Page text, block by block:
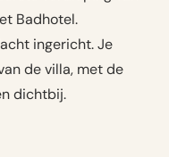
Badhotel.
ingericht. Je
de villa, met de
dichtbij.